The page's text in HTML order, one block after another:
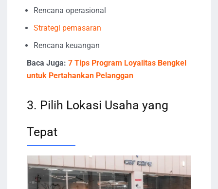
Rencana operasional
Strategi pemasaran
Rencana keuangan
Baca Juga: 7 Tips Program Loyalitas Bengkel
untuk Pertahankan Pelanggan
3. Pilih Lokasi Usaha yang
Tepat